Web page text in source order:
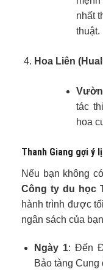
nhất
thuật.
Hoa Liên
tác
hoa
Thanh Giang gợi ý
Nếu bạn không
Công ty du học
hành trình được
ngân sách của
Ngày 1: Đến
Bảo tàng Cung